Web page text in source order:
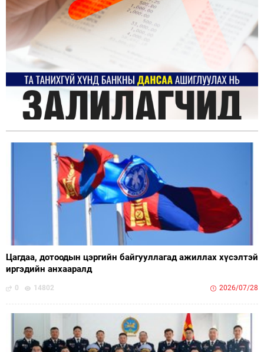
Цагдаа, дотоодын цэргийн байгууллагад ажиллах хүсэлтэй
иргэдийн анхааралд
0 14802 2026/07/28